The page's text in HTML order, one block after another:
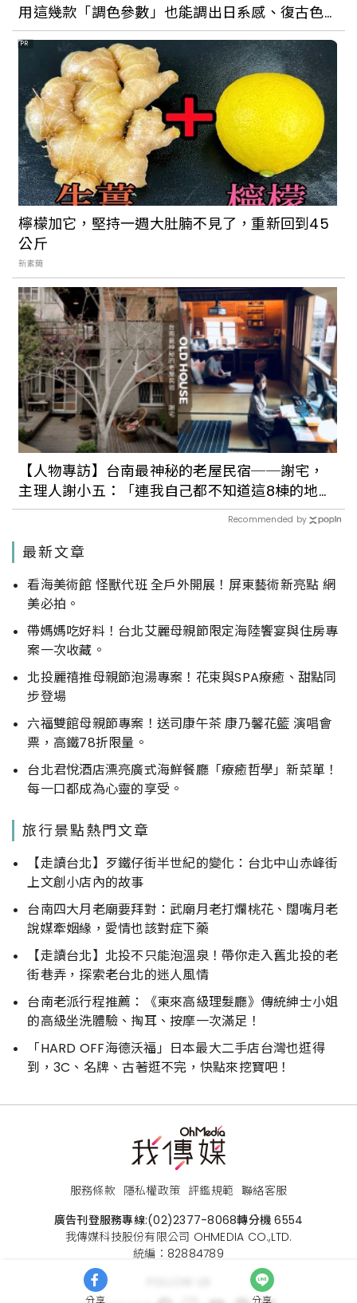
用這幾款「調色參數」也能調出日系感、復古色
調
PR
檸檬加它，堅持一週大肚腩不見了，重新回到45
公斤
新素簡
【人物專訪】台南最神秘的老屋民宿──謝宅，
主理人謝小五：「連我自己都不知道這8棟的地
址。」
Recommended by
最新文章
看海美術館 怪獸代班 全戶外開展！屏東藝術新亮點 網
美必拍。
帶媽媽吃好料！台北艾麗母親節限定海陸饗宴與住房專
案一次收藏。
北投麗禧推母親節泡湯專案！花束與SPA療癒、甜點同
步登場
六福雙館母親節專案！送司康午茶 康乃馨花籃 演唱會
票，高鐵78折限量。
台北君悅酒店漂亮廣式海鮮餐廳「療癒哲學」新菜單！
每一口都成為心靈的享受。
旅行景點熱門文章
【走讀台北】歹鐵仔街半世紀的變化：台北中山赤峰街
上文創小店內的故事
台南四大月老廟要拜對：武廟月老打爛桃花、闊嘴月老
說媒牽姻緣，愛情也該對症下藥
【走讀台北】北投不只能泡溫泉！帶你走入舊北投的老
街巷弄，探索老台北的迷人風情
台南老派行程推薦：《東來高級理髮廳》傳統紳士小姐
的高級坐洗體驗、掏耳、按摩一次滿足！
「HARD OFF海德沃福」日本最大二手店台灣也逛得
到，3C、名牌、古著逛不完，快點來挖寶吧！
分享 分享
服務條款 隱私權政策 評鑑規範 聯絡客服
廣告刊登服務專線:(02)2377-8068轉分機 6554
我傳媒科技股份有限公司 OHMEDIA CO.,LTD.
統編：82884789